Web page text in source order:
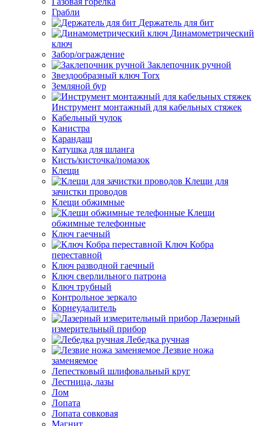
Грабли
Держатель для бит
Динамометрический
ключ
Забор/ограждение
Заклепочник ручной
Звездообразный ключ Torx
Земляной бур
Инструмент монтажный для кабельных стяжек
Кабельный чулок
Канистра
Карандаш
Катушка для шланга
Кисть/кисточка/помазок
Клещи
Клещи для
зачистки проводов
Клещи обжимные
Клещи
обжимные телефонные
Ключ гаечный
Ключ Кобра
переставной
Ключ разводной гаечный
Ключ сверлильного патрона
Ключ трубный
Контрольное зеркало
Корнеудалитель
Лазерный
измерительный прибор
Лебедка ручная
Лезвие ножа
заменяемое
Лепестковый шлифовальный круг
Лестница, лазы
Лом
Лопата
Лопата совковая
Магнит